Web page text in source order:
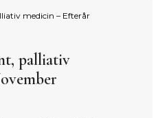
medicin – Efterår
palliativ